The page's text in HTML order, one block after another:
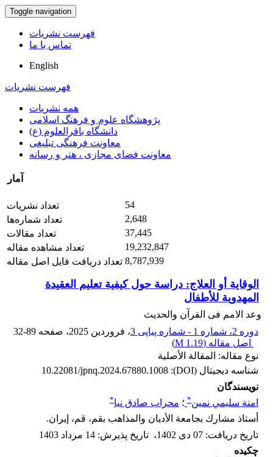
Toggle navigation
فهرست نشریات
تماس با ما
English
فهرست نشریات
همه نشریات
پژوهشگاه علوم و فرهنگ اسلامی
دانشگاه باقرالعلوم (ع)
معاونت فرهنگی تبلیغی
معاونت فضای مجازی ، هنر و رسانه
آمار
تعداد نشریات
54
تعداد شماره‌ها
2,648
تعداد مقالات
37,445
تعداد مشاهده مقاله
19,232,847
تعداد دریافت فایل اصل مقاله 8,787,939
الوقاية أو العلاج: دراسة حول كيفية تعليم العقيدة
المهدوية للأطفال
وعد الامم فی القرآن والحدیث
دوره 2، شماره 1 - شماره پیاپی 3
، فروردین 2025 ، صفحه 32-89
اصل مقاله (1.19 M
)
نوع مقاله: المقالة الأصلية
شناسه دیجیتال (DOI):
10.22081/jpnq.2024.67880.1008
نویسندگان
امنة سليمي نمين* ؛ محراب صادق نیا*
أستاذ مشارك بجامعة الأديان والمذاهب بقم، قم، إیران.
تاریخ دریافت: 07 دی 1402 ، تاریخ پذیرش: 14 مرداد 1403
چکیده